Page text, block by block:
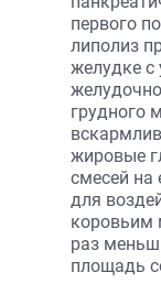
первого
липолиз
желудке с
грудного
жировые
смесей на
для
коровьим
раз
площадь